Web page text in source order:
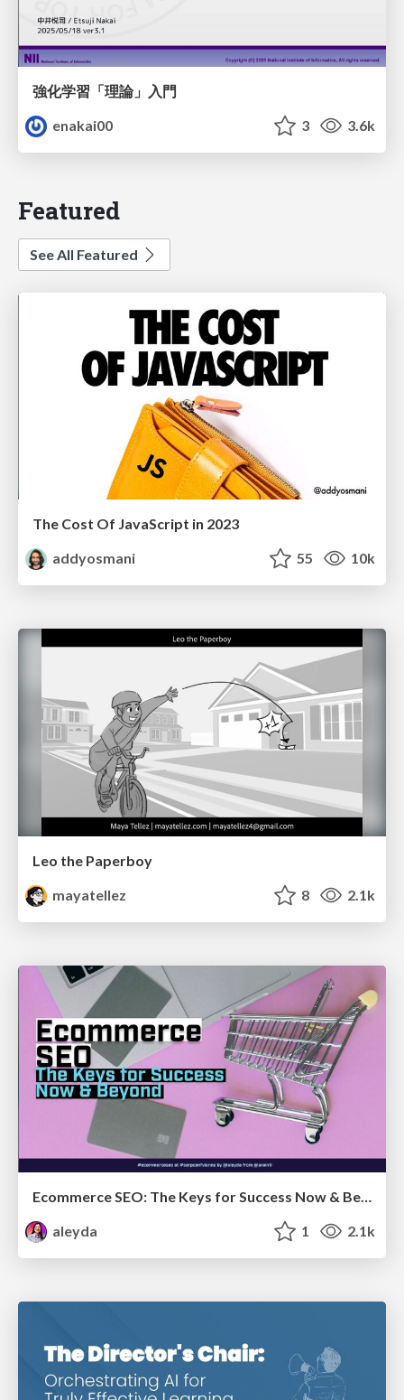
強化学習「理論」入門
enakai00
3 3.6k
Featured
See All Featured
The Cost Of JavaScript in 2023
addyosmani
55 10k
Leo the Paperboy
mayatellez
8 2.1k
Ecommerce SEO: The Keys for Success Now & Beyond - #SERPConf2024
aleyda
1 2.1k